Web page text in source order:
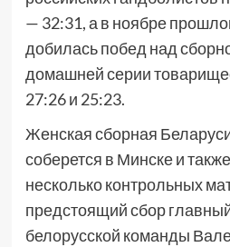
— 32:31, а в ноябре
добилась побед над
домашней серии
27:26 и 25:23.
Женская сборная
соберется в Минске и
несколько контрольных
предстоящий сбор
белорусской команды